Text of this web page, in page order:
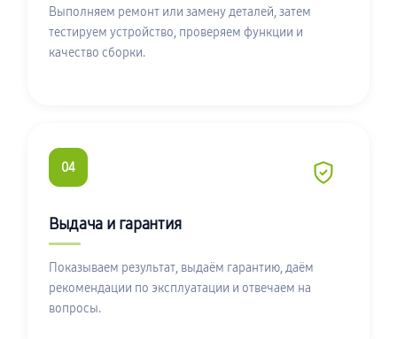
Выполняем ремонт или замену деталей, затем
тестируем устройство, проверяем функции и
качество сборки.
04
Выдача и гарантия
Показываем результат, выдаём гарантию, даём
рекомендации по эксплуатации и отвечаем на
вопросы.